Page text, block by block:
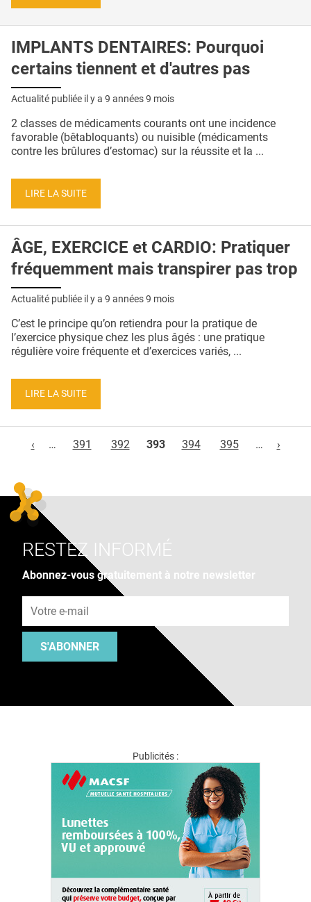
IMPLANTS DENTAIRES: Pourquoi
certains tiennent et d'autres pas
Actualité publiée il y a 9 années 9 mois
2 classes de médicaments courants ont une incidence
favorable (bêtabloquants) ou nuisible (médicaments
contre les brûlures d’estomac) sur la réussite et la ...
LIRE LA SUITE
ÂGE, EXERCICE et CARDIO: Pratiquer
fréquemment mais transpirer pas trop
Actualité publiée il y a 9 années 9 mois
C’est le principe qu’on retiendra pour la pratique de
l’exercice physique chez les plus âgés : une pratique
régulière voire fréquente et d’exercices variés, ...
LIRE LA SUITE
‹
… 391 392 393 394 395 … ›
RESTEZ INFORMÉ
Abonnez-vous gratuitement à notre newsletter
S'ABONNER
Publicités :